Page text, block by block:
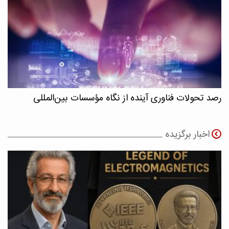
رصد تحولات فناوری آینده از نگاه مؤسسات بین‌المللی
اخبار برگزیده